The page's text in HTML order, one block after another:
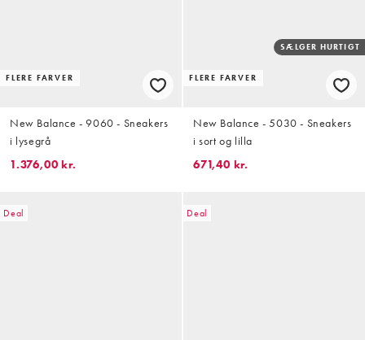
FLERE FARVER
New Balance - 9060 - Sneakers
i lysegrå
1.376,00 kr.
FLERE FARVER
SÆLGER HURTIGT
New Balance - 5030 - Sneakers
i sort og lilla
671,40 kr.
Deal Deal